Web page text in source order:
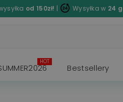
od 150zł! | Wysyłka w 24
HOT
Bestsellery